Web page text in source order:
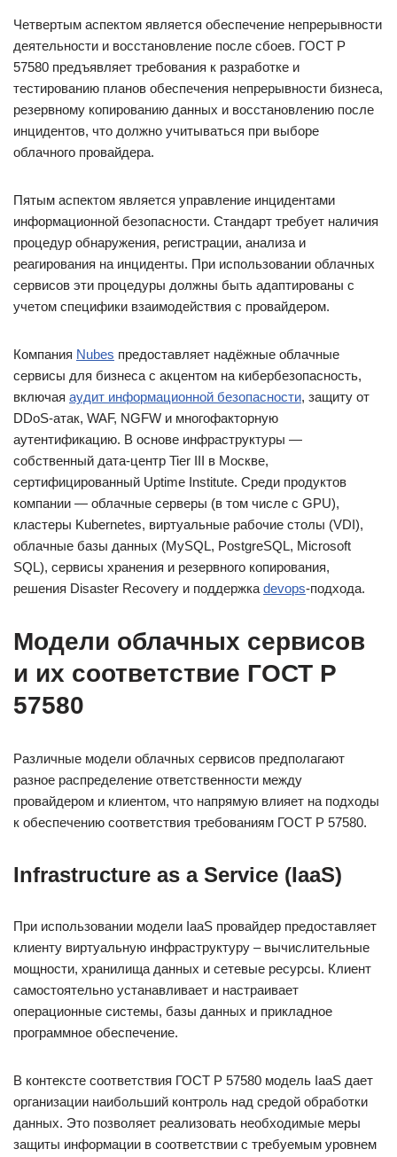
Четвертым аспектом является обеспечение непрерывности
деятельности и восстановление после сбоев. ГОСТ Р
57580 предъявляет требования к разработке и
тестированию планов обеспечения непрерывности бизнеса,
резервному копированию данных и восстановлению после
инцидентов, что должно учитываться при выборе
облачного провайдера.
Пятым аспектом является управление инцидентами
информационной безопасности. Стандарт требует наличия
процедур обнаружения, регистрации, анализа и
реагирования на инциденты. При использовании облачных
сервисов эти процедуры должны быть адаптированы с
учетом специфики взаимодействия с провайдером.
Компания Nubes предоставляет надёжные облачные
сервисы для бизнеса с акцентом на кибербезопасность,
включая аудит информационной безопасности, защиту от
DDoS-атак, WAF, NGFW и многофакторную
аутентификацию. В основе инфраструктуры —
собственный дата-центр Tier III в Москве,
сертифицированный Uptime Institute. Среди продуктов
компании — облачные серверы (в том числе с GPU),
кластеры Kubernetes, виртуальные рабочие столы (VDI),
облачные базы данных (MySQL, PostgreSQL, Microsoft
SQL), сервисы хранения и резервного копирования,
решения Disaster Recovery и поддержка devops-подхода.
Модели облачных сервисов
и их соответствие ГОСТ Р
57580
Различные модели облачных сервисов предполагают
разное распределение ответственности между
провайдером и клиентом, что напрямую влияет на подходы
к обеспечению соответствия требованиям ГОСТ Р 57580.
Infrastructure as a Service (IaaS)
При использовании модели IaaS провайдер предоставляет
клиенту виртуальную инфраструктуру – вычислительные
мощности, хранилища данных и сетевые ресурсы. Клиент
самостоятельно устанавливает и настраивает
операционные системы, базы данных и прикладное
программное обеспечение.
В контексте соответствия ГОСТ Р 57580 модель IaaS дает
организации наибольший контроль над средой обработки
данных. Это позволяет реализовать необходимые меры
защиты информации в соответствии с требуемым уровнем